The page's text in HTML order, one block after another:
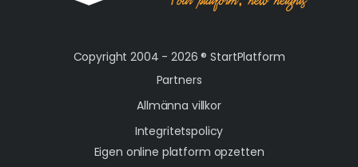
Copyright 2004 - 2026 ®StartPlatform
Partners
Allmänna villkor
Integritetspolicy
Eigen online platform opzetten